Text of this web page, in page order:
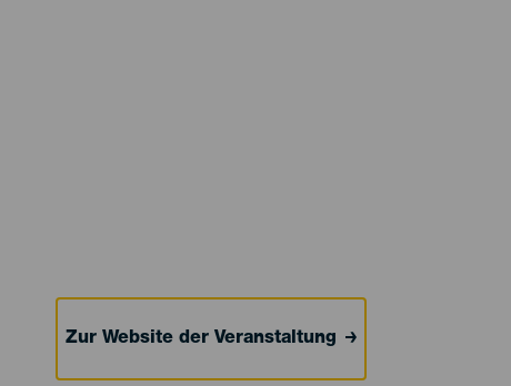
Zur Website der Veranstaltung